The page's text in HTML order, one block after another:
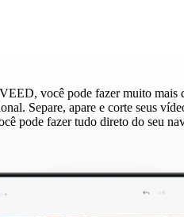
você pode fazer muito mais
Separe, apare e corte seus
pode fazer tudo direto do seu